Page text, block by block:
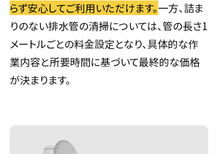
らず安心してご利用いただけます。一方、詰ま
りのない排水管の清掃については、管の長さ1
メートルごとの料金設定となり、具体的な作
業内容と所要時間に基づいて最終的な価格
が決まります。